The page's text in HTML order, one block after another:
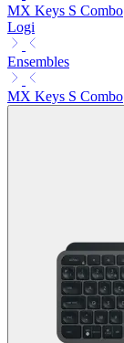
MX Keys S Combo
Logi
Ensembles
MX Keys S Combo